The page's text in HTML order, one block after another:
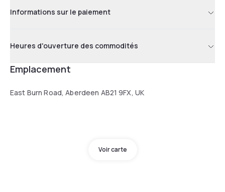
Informations sur le paiement
Heures d'ouverture des commodités
Emplacement
East Burn Road, Aberdeen AB21 9FX, UK
Voir carte